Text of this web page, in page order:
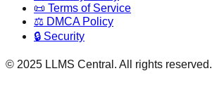
📜 Terms of Service
⚖️ DMCA Policy
🔒 Security
© 2025 LLMS Central. All rights reserved.